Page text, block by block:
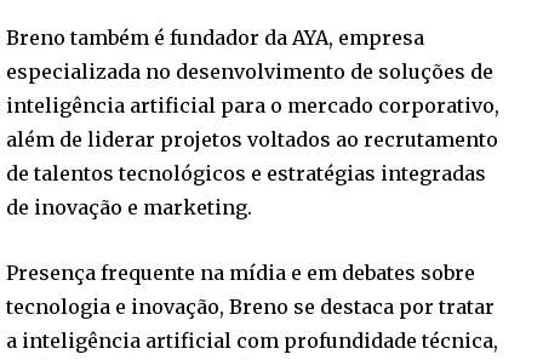
Breno também é fundador da AYA, empresa
especializada no desenvolvimento de soluções de
inteligência artificial para o mercado corporativo,
além de liderar projetos voltados ao recrutamento
de talentos tecnológicos e estratégias integradas
de inovação e marketing.
Presença frequente na mídia e em debates sobre
tecnologia e inovação, Breno se destaca por tratar
a inteligência artificial com profundidade técnica,